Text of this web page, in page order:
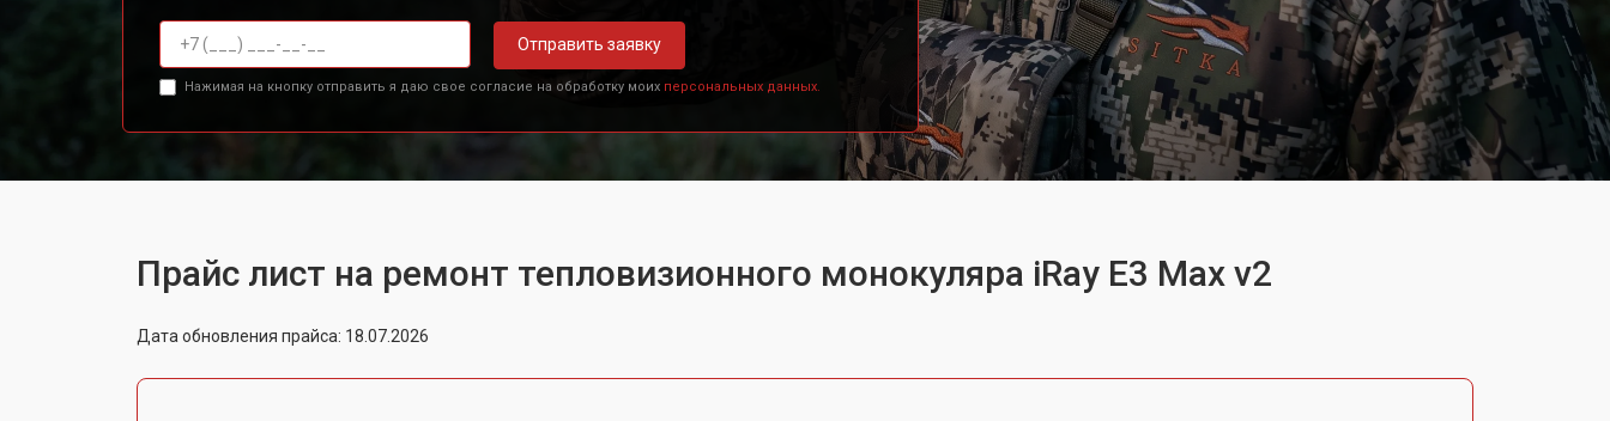
Отправить заявку
Нажимая на кнопку отправить я даю свое согласие на обработку моих персональных данных.
Прайс лист на ремонт тепловизионного монокуляра iRay E3 Max v2
Дата обновления прайса: 18.07.2026